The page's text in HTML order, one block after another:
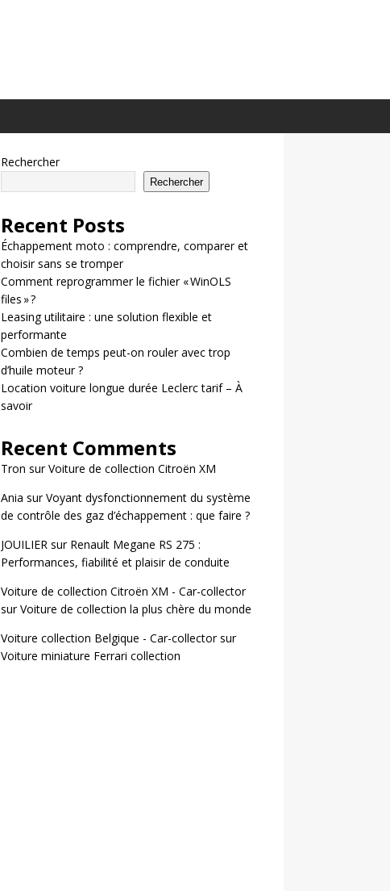
Rechercher
Rechercher
Recent Posts
Échappement moto : comprendre, comparer et
choisir sans se tromper
Comment reprogrammer le fichier « WinOLS
files » ?
Leasing utilitaire : une solution flexible et
performante
Combien de temps peut-on rouler avec trop
d’huile moteur ?
Location voiture longue durée Leclerc tarif – À
savoir
Recent Comments
Tron surVoiture de collection Citroën XM
Ania surVoyant dysfonctionnement du système
de contrôle des gaz d’échappement : que faire ?
JOUILIERsur Renault Megane RS 275 :
Performances, fiabilité et plaisir de conduite
Voiture de collection Citroën XM - Car-collector
surVoiture de collection la plus chère du monde
Voiture collection Belgique - Car-collectorsur
Voiture miniature Ferrari collection